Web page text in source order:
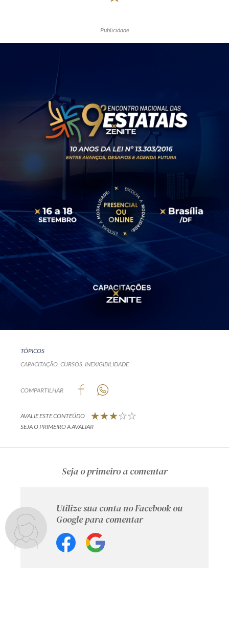
Publicidade
TÓPICOS
CAPACITAÇÃO CURSOS INEXIGIBILIDADE
COMPARTILHAR
AVALIE ESTE CONTEÚDO
SEJA O PRIMEIRO A AVALIAR
Seja o primeiro a comentar
Utilize sua conta no Facebook ou
Google para comentar